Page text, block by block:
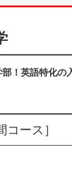
！英語特化の
コース］